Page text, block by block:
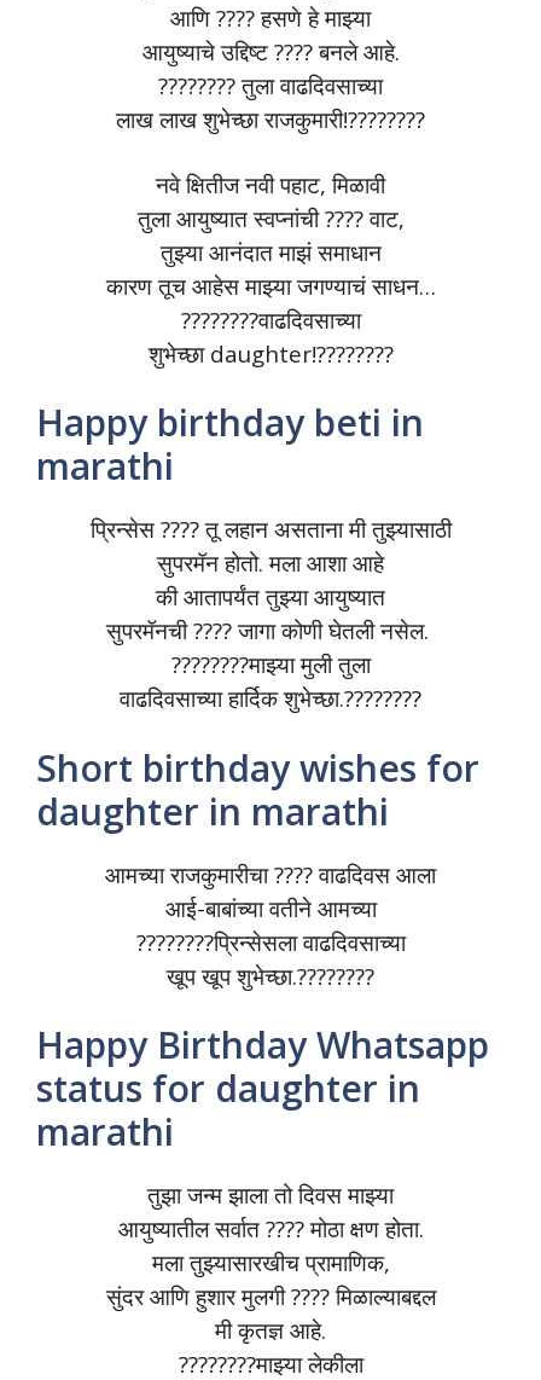
आणि ???? हसणे हे माझ्या
आयुष्याचे उद्दिष्ट ???? बनले आहे.
???????? तुला वाढदिवसाच्या
लाख लाख शुभेच्छा राजकुमारी!????????
नवे क्षितीज नवी पहाट, मिळावी
तुला आयुष्यात स्वप्नांची ???? वाट,
तुझ्या आनंदात माझं समाधान
कारण तूच आहेस माझ्या जगण्याचं साधन…
????????वाढदिवसाच्या
शुभेच्छा daughter!????????
Happy birthday beti in
marathi
प्रिन्सेस ???? तू लहान असताना मी तुझ्यासाठी
सुपरमॅन होतो. मला आशा आहे
की आतापर्यंत तुझ्या आयुष्यात
सुपरमॅनची ???? जागा कोणी घेतली नसेल. ️
????????माझ्या मुली तुला
वाढदिवसाच्या हार्दिक शुभेच्छा.????????
Short birthday wishes for
daughter in marathi
आमच्या राजकुमारीचा ???? वाढदिवस आला
आई-बाबांच्या वतीने आमच्या
????????प्रिन्सेसला वाढदिवसाच्या
खूप खूप शुभेच्छा.????????
Happy Birthday Whatsapp
status for daughter in
marathi
तुझा जन्म झाला तो दिवस माझ्या
आयुष्यातील सर्वात ???? मोठा क्षण होता.
मला तुझ्यासारखीच प्रामाणिक,
सुंदर आणि हुशार मुलगी ???? मिळाल्याबद्दल
मी कृतज्ञ आहे.
????????माझ्या लेकीला